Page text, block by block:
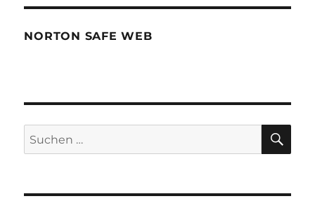
NORTON SAFE WEB
Suchen
nach: